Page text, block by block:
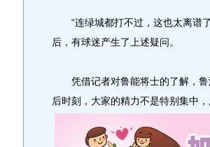
“连绿城都打不过，这也太离谱了
后，有球迷产生了上述疑问。
凭借记者对鲁能将士的了解，鲁
后时刻，大家的精力不是特别集中，